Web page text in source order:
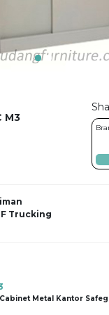
M3
Trucking
Metal Kantor